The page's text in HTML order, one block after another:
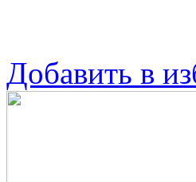
Добавить в